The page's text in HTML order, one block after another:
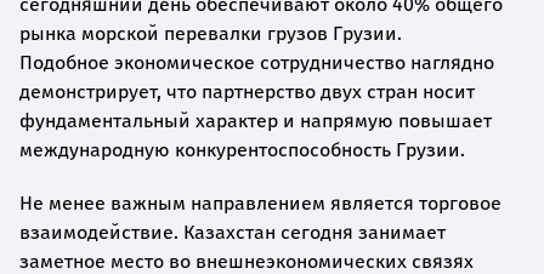
рынка морской перевалки грузов Грузии.
Подобное экономическое сотрудничество наглядно
демонстрирует, что партнерство двух стран носит
фундаментальный характер и напрямую повышает
международную конкурентоспособность Грузии.
Не менее важным направлением является торговое
взаимодействие. Казахстан сегодня занимает
заметное место во внешнеэкономических связях